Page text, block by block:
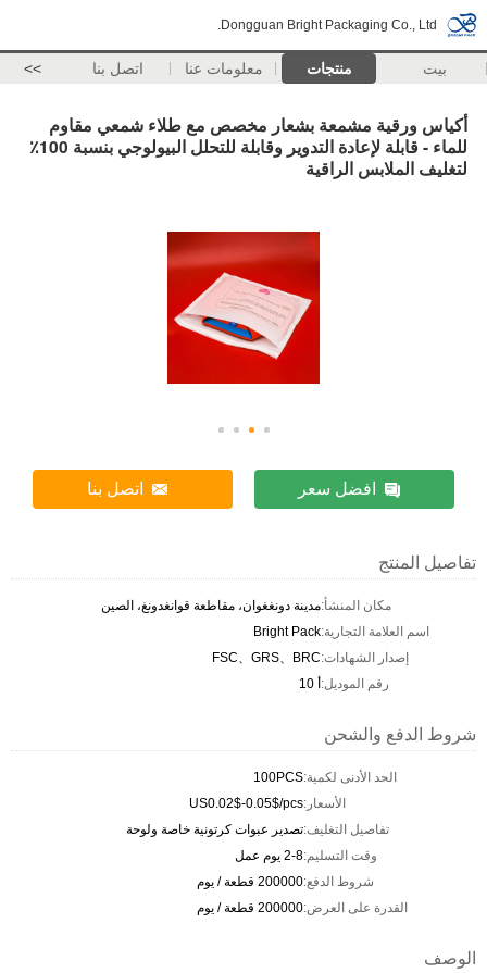
Dongguan Bright Packaging Co., Ltd.
بيت منتجات معلومات عنا اتصل بنا >>
أكياس ورقية مشمعة بشعار مخصص مع طلاء شمعي مقاوم
للماء - قابلة لإعادة التدوير وقابلة للتحلل البيولوجي بنسبة 100٪
لتغليف الملابس الراقية
افضل سعر اتصل بنا
تفاصيل المنتج
مكان المنشأ:مدينة دونغغوان، مقاطعة قوانغدونغ، الصين
اسم العلامة التجارية:Bright Pack
إصدار الشهادات:FSC、GRS、BRC
رقم الموديل:أ 10
شروط الدفع والشحن
الحد الأدنى لكمية:100PCS
الأسعار:US0.02$-0.05$/pcs
تفاصيل التغليف:تصدير عبوات كرتونية خاصة ولوحة
وقت التسليم:2-8 يوم عمل
شروط الدفع:200000 قطعة / يوم
القدرة على العرض:200000 قطعة / يوم
الوصف